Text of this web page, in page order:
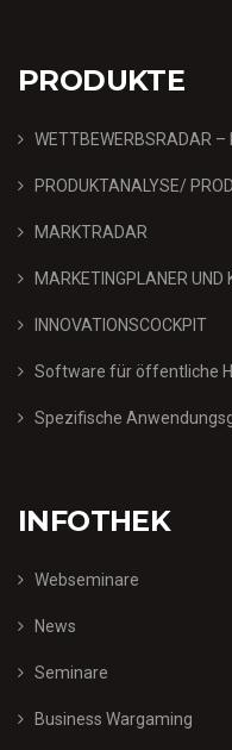
PRODUKTE
WETTBEWERBSRADAR
PRODUKTANALYSE/
MARKTRADAR
MARKETINGPLANER UND
INNOVATIONSCOCKPIT
Software für öffentliche
Spezifische
INFOTHEK
Webseminare
News
Seminare
Business Wargaming